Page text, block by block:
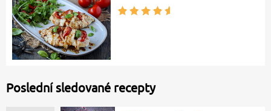
Poslední sledované recepty